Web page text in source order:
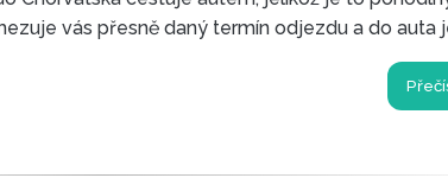
vás přesně daný termín odjezdu a do auta